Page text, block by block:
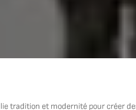
tradition et modernité pour créer